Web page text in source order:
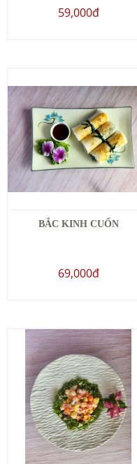
59,000đ
BẮC KINH CUỐN
69,000đ